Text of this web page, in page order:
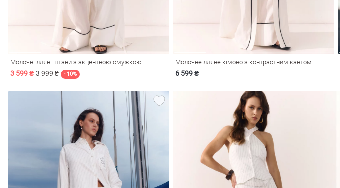
Молочні лляні штани з акцентною смужкою
3 599 ₴ 3 999 ₴ - 10%
Молочне лляне кімоно з контрастним кантом
6 599 ₴